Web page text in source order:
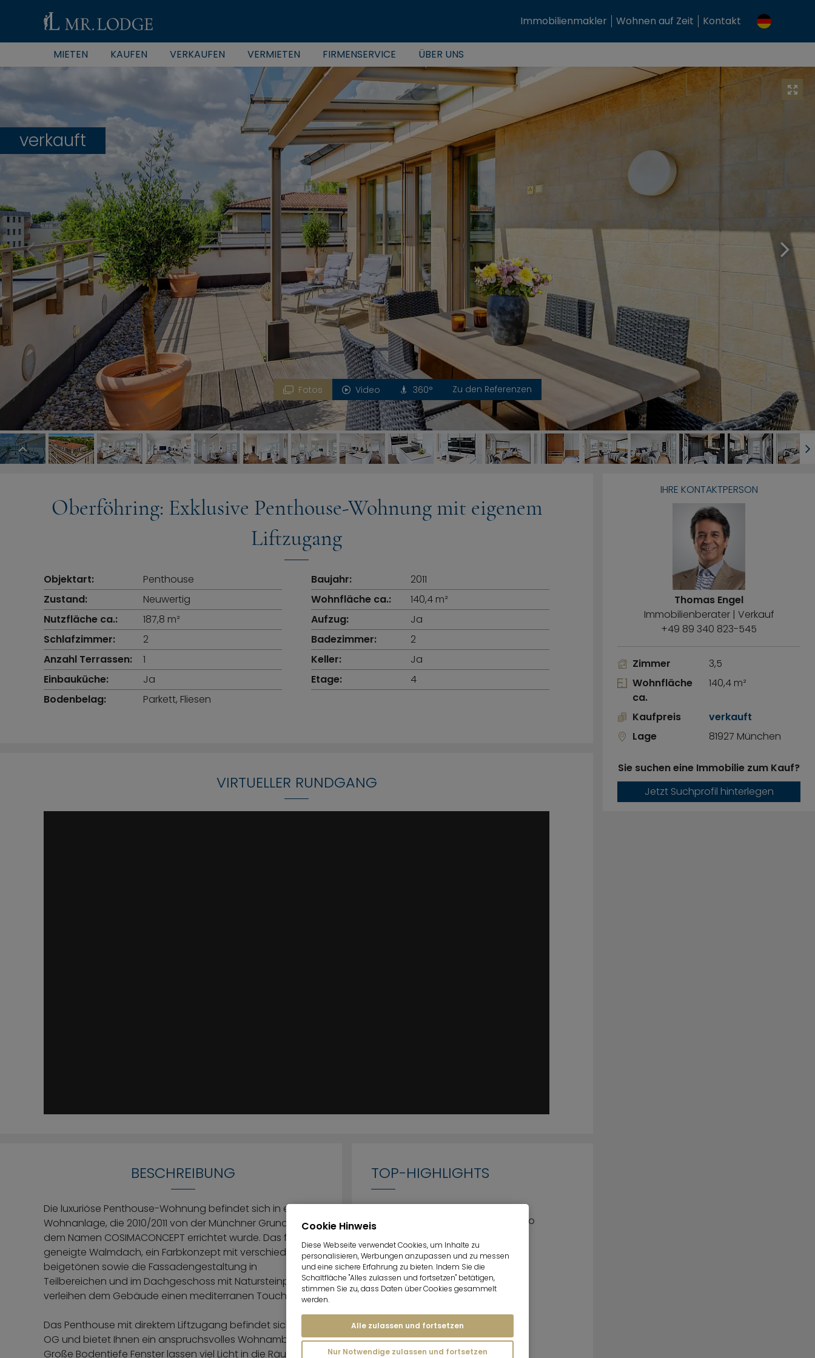
Immobilienmakler Wohnen auf Zeit Kontakt
MIETEN KAUFEN VERKAUFEN VERMIETEN FIRMENSERVICE ÜBER UNS
Fotos Video 360° Zu den Referenzen
verkauft
IHRE KONTAKTPERSON
Thomas Engel
Immobilienberater | Verkauf
+49 89 340 823-545
Zimmer
3,5
Wohnfläche
ca.
140,4 m²
Kaufpreis
verkauft
Lage
81927 München
Sie suchen eine Immobilie zum Kauf?
Jetzt Suchprofil hinterlegen
Oberföhring: Exklusive Penthouse-Wohnung mit eigenem
Liftzugang
Objektart: Penthouse Baujahr:
2011
Zustand:
Neuwertig Wohnfläche ca.:
140,4 m²
Nutzfläche ca.:
187,8 m² Aufzug:
Ja
Schlafzimmer:
2 Badezimmer:
2
Anzahl Terrassen:
1 Keller:
Ja
Einbauküche:
Ja Etage:
4
Bodenbelag:
Parkett, Fliesen
VIRTUELLER RUNDGANG
TOP-HIGHLIGHTS
Große Dachterrasse mit Patio
Direkter Lift-Zugang in die
Wohnung
Einbauküche
BESCHREIBUNG
Die luxuriöse Penthouse-Wohnung befindet sich in einer
Wohnanlage, die 2010/2011 von der Münchner Grund unter
dem Namen COSIMACONCEPT errichtet wurde. Das flach
geneigte Walmdach, ein Farbkonzept mit verschiedenen
beigetönen sowie die Fassadengestaltung in
Teilbereichen und im Dachgeschoss mit Natursteinplatten,
verleihen dem Gebäude einen mediterranen Touch.
Das Penthouse mit direktem Liftzugang befindet sich im 4.
OG und bietet Ihnen ein anspruchsvolles Wohnambiente.
Große Bodentiefe Fenster lassen viel Licht in die Räume. Der
Cookie Hinweis
Diese Webseite verwendet Cookies, um Inhalte zu
personalisieren, Werbungen anzupassen und zu messen
und eine sichere Erfahrung zu bieten. Indem Sie die
Schaltfläche "Alles zulassen und fortsetzen" betätigen,
stimmen Sie zu, dass Daten über Cookies gesammelt
werden.
Alle zulassen und fortsetzen
Nur Notwendige zulassen und fortsetzen